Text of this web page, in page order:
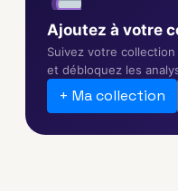
Ajoutez à votre
Suivez votre
et débloquez les
+ Ma collection